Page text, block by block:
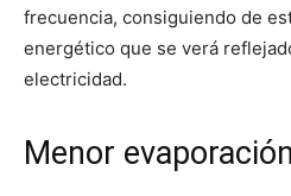
frecuencia, consiguiendo de
energético que se verá
electricidad.
Menor evaporación